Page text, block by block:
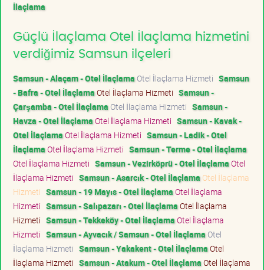
İlaçlama
Güçlü İlaçlama Otel İlaçlama hizmetini
verdiğimiz Samsun ilçeleri
Samsun - Alaçam - Otel İlaçlama Otel İlaçlama Hizmeti Samsun
- Bafra - Otel İlaçlamaOtel İlaçlama Hizmeti Samsun -
Çarşamba - Otel İlaçlama Otel İlaçlama Hizmeti Samsun -
Havza - Otel İlaçlamaOtel İlaçlama Hizmeti Samsun - Kavak -
Otel İlaçlamaOtel İlaçlama Hizmeti Samsun - Ladik - Otel
İlaçlamaOtel İlaçlama Hizmeti Samsun - Terme - Otel İlaçlama
Otel İlaçlama Hizmeti Samsun - Vezirköprü - Otel İlaçlamaOtel
İlaçlama Hizmeti Samsun - Asarcık - Otel İlaçlama Otel İlaçlama
Hizmeti Samsun - 19 Mayıs - Otel İlaçlamaOtel İlaçlama
Hizmeti Samsun - Salıpazarı - Otel İlaçlamaOtel İlaçlama
Hizmeti Samsun - Tekkeköy - Otel İlaçlamaOtel İlaçlama
Hizmeti Samsun - Ayvacık / Samsun - Otel İlaçlama Otel
İlaçlama Hizmeti Samsun - Yakakent - Otel İlaçlamaOtel
İlaçlama Hizmeti Samsun - Atakum - Otel İlaçlamaOtel İlaçlama